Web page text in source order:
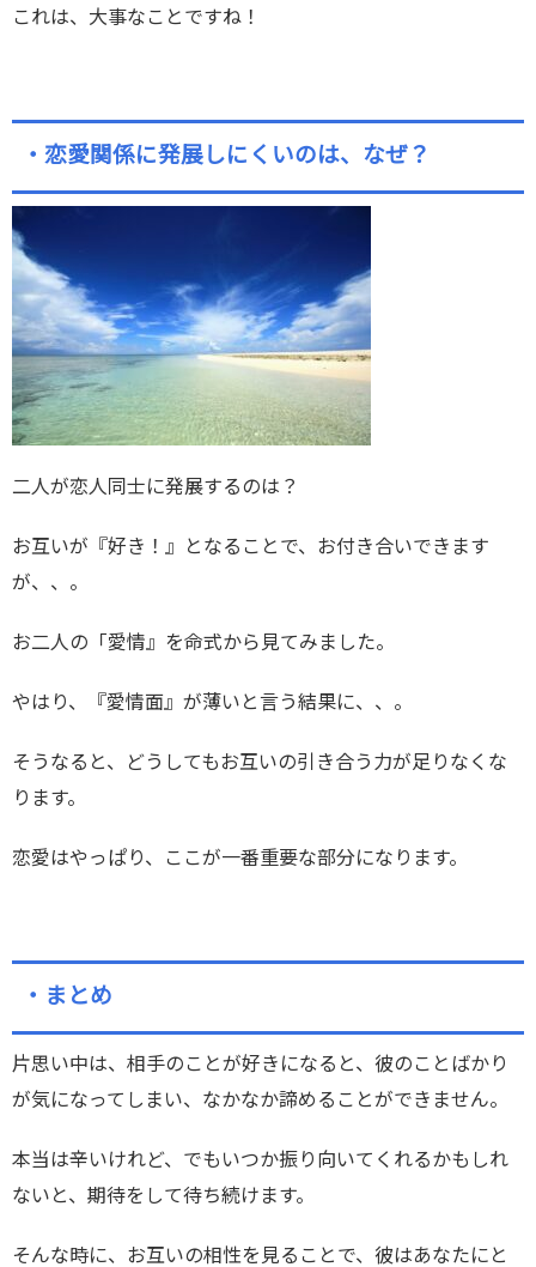
これは、大事なことですね！
・恋愛関係に発展しにくいのは、なぜ？
二人が恋人同士に発展するのは？
お互いが『好き！』となることで、お付き合いできます
が、、。
お二人の「愛情』を命式から見てみました。
やはり、『愛情面』が薄いと言う結果に、、。
そうなると、どうしてもお互いの引き合う力が足りなくな
ります。
恋愛はやっぱり、ここが一番重要な部分になります。
・まとめ
片思い中は、相手のことが好きになると、彼のことばかり
が気になってしまい、なかなか諦めることができません。
本当は辛いけれど、でもいつか振り向いてくれるかもしれ
ないと、期待をして待ち続けます。
そんな時に、お互いの相性を見ることで、彼はあなたにと